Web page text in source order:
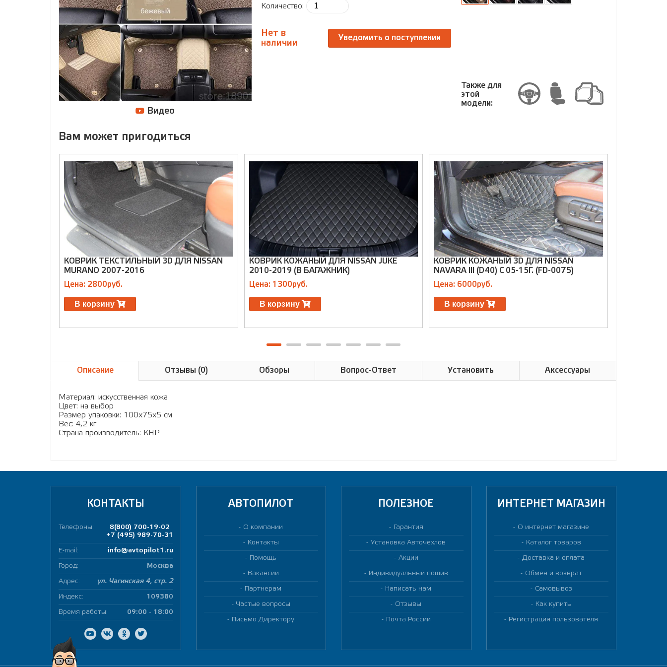
Количество:
Нет в
наличии
Уведомить о поступлении
Видео
Также для
этой
модели:
Вам может пригодиться
КОВРИК ТЕКСТИЛЬНЫЙ 3D ДЛЯ NISSAN
MURANO 2007-2016
Цена: 2800руб.
В корзину
КОВРИК КОЖАНЫЙ ДЛЯ NISSAN JUKE
2010-2019 (В БАГАЖНИК)
Цена: 1300руб.
В корзину
КОВРИК КОЖАНЫЙ 3D ДЛЯ NISSAN
NAVARA III (D40) С 05-15Г. (FD-0075)
Цена: 6000руб.
В корзину
Описание Отзывы (0) Обзоры Вопрос-Ответ Установить Аксессуары
Материал: искусственная кожа
Цвет: на выбор
Размер упаковки: 100х75х5 см
Вес: 4,2 кг
Страна производитель: КНР
КОНТАКТЫ
Телефоны:
8(800) 700-19-02
+7 (495) 989-70-31
E-mail: info@avtopilot1.ru
Город: Москва
Адрес: ул. Чагинская 4, стр. 2
Индекс: 109380
Время работы: 09:00 - 18:00
АВТОПИЛОТ
О компании
Контакты
Помощь
Вакансии
Партнерам
Частые вопросы
Письмо Директору
ПОЛЕЗНОЕ
Гарантия
Установка Авточехлов
Акции
Индивидуальный пошив
Написать нам
Отзывы
Почта России
ИНТЕРНЕТ МАГАЗИН
О интернет магазине
Каталог товаров
Доставка и оплата
Обмен и возврат
Самовывоз
Как купить
Регистрация пользователя